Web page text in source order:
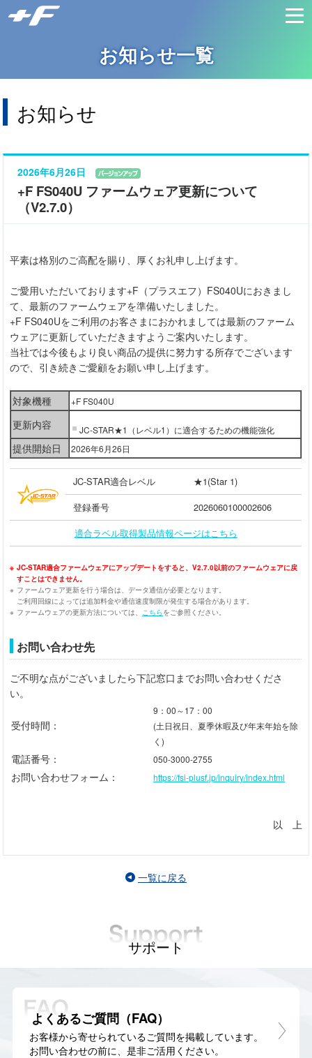
お知らせ一覧
お知らせ
2026年6月26日
+F FS040U ファームウェア更新について
（V2.7.0）
平素は格別のご高配を賜り、厚くお礼申し上げます。
ご愛用いただいております+F（プラスエフ）FS040Uにおきまし
て、最新のファームウェアを準備いたしました。
+F FS040Uをご利用のお客さまにおかれましては最新のファーム
ウェアに更新していただきますようご案内いたします。
当社では今後もより良い商品の提供に努力する所存でございます
ので、引き続きご愛顧をお願い申し上げます。
対象機種 +F FS040U
更新内容 JC-STAR★1（レベル1）に適合するための機能強化
提供開始日 2026年6月26日
JC-STAR適合レベル
★1(Star 1)
登録番号
2026060100002606
適合ラベル取得製品情報ページはこちら
※ JC-STAR適合ファームウェアにアップデートをすると、V2.7.0以前のファームウェアに戻
すことはできません。
※ ファームウェア更新を行う場合は、データ通信が必要となります。
ご利用回線によっては追加料金や通信速度制限が発生する場合があります。
※ ファームウェアの更新方法については、 こちらをご参照ください。
お問い合わせ先
ご不明な点がございましたら下記窓口までお問い合わせくださ
い。
受付時間：
9：00～17：00
(土日祝日、夏季休暇及び年末年始を除
く)
電話番号： 050-3000-2755
お問い合わせフォーム： https://fsi-plusf.jp/inquiry/index.html
以 上
一覧に戻る
サポート
よくあるご質問（FAQ）
お客様から寄せられているご質問を掲載しています。
お問い合わせの前に、是非ご活用ください。